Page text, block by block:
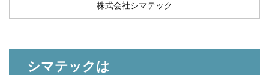
株式会社シマテック
シマテックは